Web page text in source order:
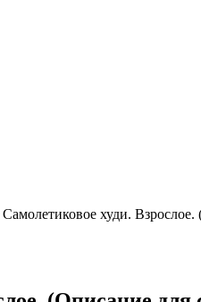
Самолетиковое худи.